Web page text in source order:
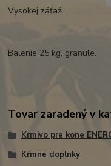
Vysokej záťaži.
Balenie 25 kg, granule.
Tovar zaradený v
Krmivo pre kone
Kŕmne doplnky